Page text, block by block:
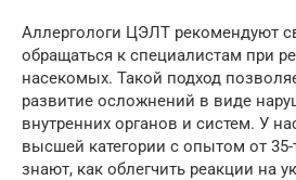
Аллергологи ЦЭЛТ рекомендуют
обращаться к специалистам при
насекомых. Такой подход
развитие осложнений в виде
внутренних органов и систем. У
высшей категории с опытом от
знают, как облегчить реакции на